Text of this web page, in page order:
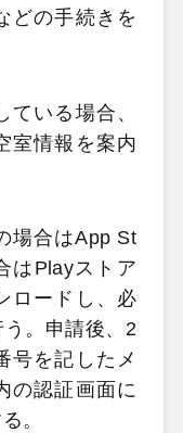
どの手続きを
いる場合、
室情報を案内
場合はApp St
はPlayストア
ロードし、必
。申請後、2
号を記したメ
の認証画面に
。